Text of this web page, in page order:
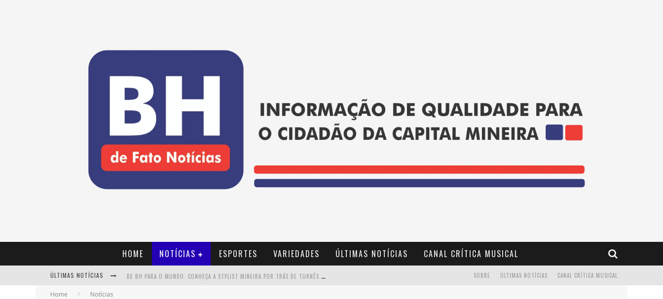
HOME NOTÍCIAS ESPORTES VARIEDADES ÚLTIMAS NOTÍCIAS CANAL CRÍTICA MUSICAL
ÚLTIMAS NOTÍCIAS D
E BH PARA O MUNDO: CONHEÇA A STYLIST MINEIRA POR TRÁS DE TURNÊS E CAMPANHAS GLOBAIS
CANAL CRÍTICA MUSICAL
ÚLTIMAS NOTÍCIAS
SOBRE
Home Notícias